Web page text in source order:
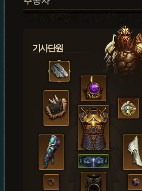
기사단원